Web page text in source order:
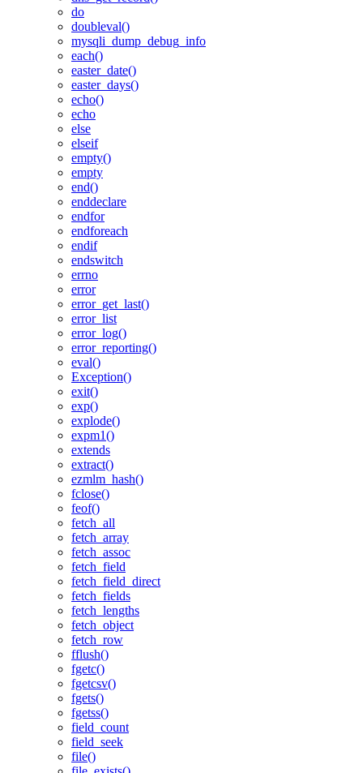
do
doubleval()
mysqli_dump_debug_info
each()
easter_date()
easter_days()
echo()
echo
else
elseif
empty()
empty
end()
enddeclare
endfor
endforeach
endif
endswitch
errno
error
error_get_last()
error_list
error_log()
error_reporting()
eval()
Exception()
exit()
exp()
explode()
expm1()
extends
extract()
ezmlm_hash()
fclose()
feof()
fetch_all
fetch_array
fetch_assoc
fetch_field
fetch_field_direct
fetch_fields
fetch_lengths
fetch_object
fetch_row
fflush()
fgetc()
fgetcsv()
fgets()
fgetss()
field_count
field_seek
file()